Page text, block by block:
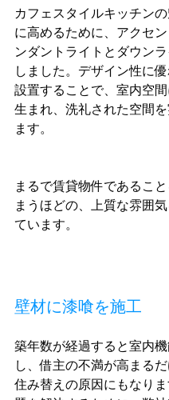
カフェスタイルキッチン
に高めるために、アクセ
ンダントライトとダウン
しました。デザイン性に
設置することで、室内空
生まれ、洗礼された空間
ます。
まるで賃貸物件であるこ
まうほどの、上質な雰囲
ています。
壁材に漆喰を施工
築年数が経過すると室内
し、借主の不満が高まるだ
住み替えの原因にもなり